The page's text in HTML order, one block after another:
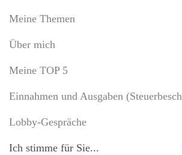
Meine Themen
Über mich
Meine TOP 5
Einnahmen und Ausgaben
Lobby-Gespräche
Ich stimme für Sie...